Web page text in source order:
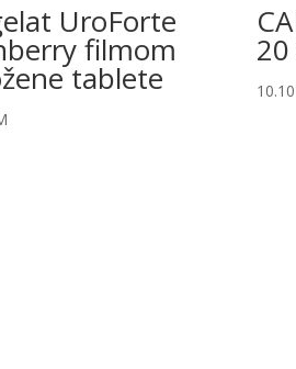
UroForte
filmom
tablete 10.10